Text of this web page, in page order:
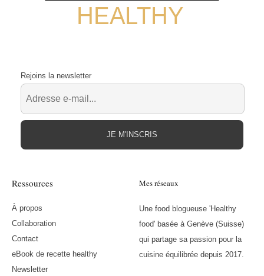
HEALTHY
Ressources
À propos
Collaboration
Contact
eBook de recette healthy
Newsletter
Mes réseaux
Une food blogueuse 'Healthy
food' basée à Genève (Suisse)
qui partage sa passion pour la
cuisine équilibrée depuis 2017.
Rejoins la newsletter
JE M'INSCRIS